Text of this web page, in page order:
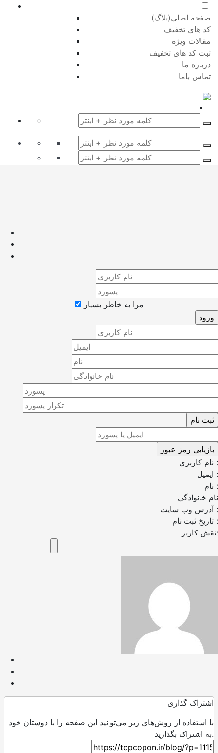
صفحه اصلی(بلاگ)
کد های تخفیف
مقالات ویژه
ثبت کد های تخفیف
درباره ما
تماس باما
مرا به خاطر بسپار
نام کاربری :
ایمیل :
نام :
نام خانوادگی
آدرس وب سایت :
تاریخ ثبت نام :
نقش کاربر:
اشتراک گذاری
با استفاده از روش‌های زیر می‌توانید این صفحه را با دوستان خود
به اشتراک بگذارید.